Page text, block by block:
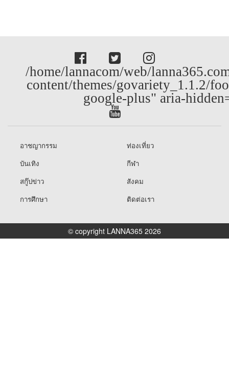
/home/lannacom/web/
content/themes/govariety_1.1.2/
google-plus" aria-
อาชญากรรม
ท่องเที่ยว
บันเทิง
กีฬา
สกู๊ปข่าว
สังคม
การศึกษา
ติดต่อเรา
© copyright LANNA365 2026